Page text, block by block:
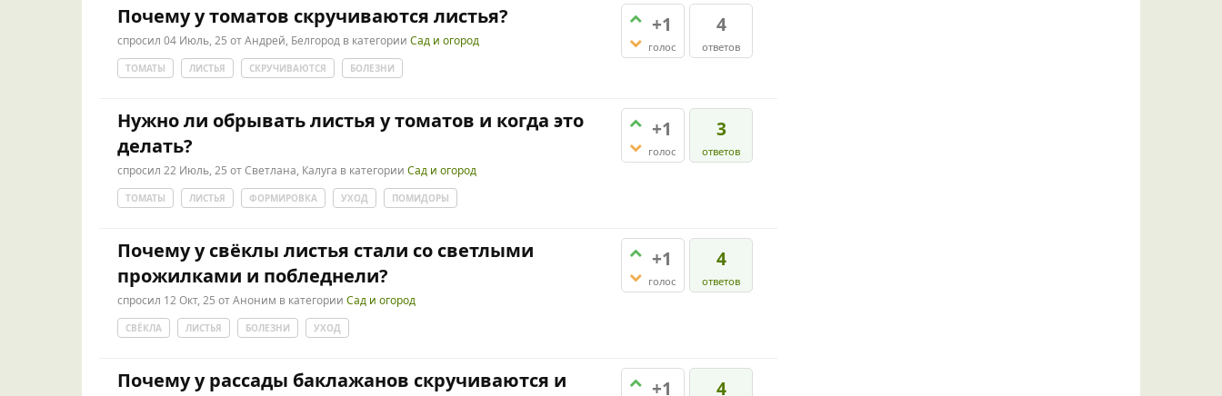
+1
голос
4
ответов
Почему у томатов скручиваются листья?
спросил 04 Июль, 25 отАндрей, Белгород в категории Сад и огород
ТОМАТЫ ЛИСТЬЯ СКРУЧИВАЮТСЯ БОЛЕЗНИ
+1
голос
3
ответов
Нужно ли обрывать листья у томатов и когда это
делать?
спросил 22 Июль, 25 отСветлана, Калуга в категории Сад и огород
ТОМАТЫ ЛИСТЬЯ ФОРМИРОВКА УХОД ПОМИДОРЫ
+1
голос
4
ответов
Почему у свёклы листья стали со светлыми
прожилками и побледнели?
спросил 12 Окт, 25 отАноним в категории Сад и огород
СВЁКЛА ЛИСТЬЯ БОЛЕЗНИ УХОД
+1 4
Почему у рассады баклажанов скручиваются и